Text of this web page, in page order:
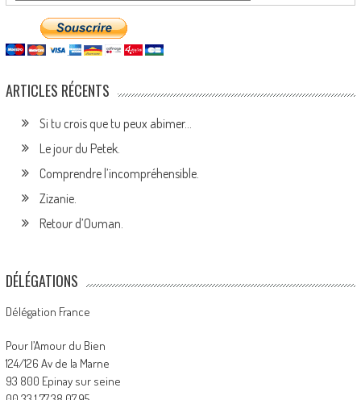
ARTICLES RÉCENTS
Si tu crois que tu peux abimer…
Le jour du Petek.
Comprendre l’incompréhensible.
Zizanie.
Retour d’Ouman.
DÉLÉGATIONS
Délégation France
Pour l’Amour du Bien
124/126 Av de la Marne
93 800 Epinay sur seine